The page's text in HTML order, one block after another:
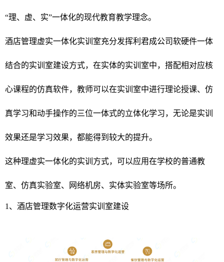
“理、虚、实”一体化的现代教育教学理念。
酒店管理虚实一体化实训室充分发挥利君成公司软硬件一体
结合的实训室建设方式，在实体的实训室中，搭配相对应核
心课程的仿真软件，教师可以在实训室中进行理论授课、仿
真学习和动手操作的三位一体式的立体化学习，无论是实训
效果还是学习效果，都能得到较大的提升。
这种理虚实一体化的实训方式，可以应用在学校的普通教
室、仿真实验室、网络机房、实体实验室等场所。
1、酒店管理数字化运营实训室建设